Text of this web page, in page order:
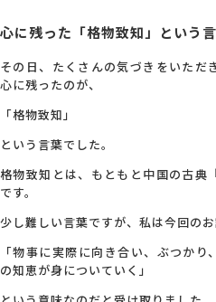
心に残った「格物致知」という
その日、たくさんの気づきをいただ
心に残ったのが、
「格物致知」
という言葉でした。
格物致知とは、もともと中国の古典
です。
少し難しい言葉ですが、私は今回のお
「物事に実際に向き合い、ぶつかり
の知恵が身についていく」